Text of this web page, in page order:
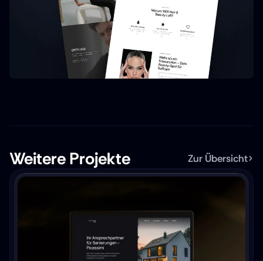
Weitere Projekte Zur Übersicht